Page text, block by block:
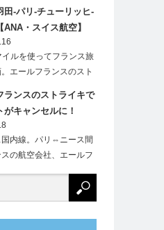
田-パリ-チューリッヒ-
ANA・スイス航空】
ルを使ってフランス旅
エールフランスのスト
ランスのストライキで
がキャンセルに！
国内線。パリ⇔ニース間
の航空会社、エールフ